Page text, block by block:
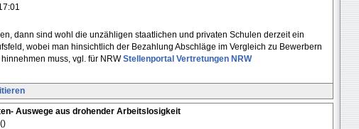
dann sind wohl die unzähligen staatlichen und privaten Schulen derzeit ein
wobei man hinsichtlich der Bezahlung Abschläge im Vergleich zu Bewerbern
muss, vgl. für NRWStellenportal Vertretungen NRW
Auswege aus drohender Arbeitslosigkeit
()